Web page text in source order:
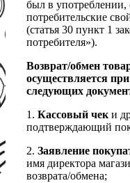
был в употреблении,
потребительские
(статья 30 пункт 1
потребителя»).
Возврат/обмен
осуществляется
следующих
1. Кассовый чек и
подтверждающий
2. Заявление
имя директора
возврата/обмена;